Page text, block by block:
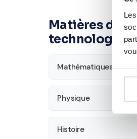
Matières
Mathématiques
Physique
Histoire